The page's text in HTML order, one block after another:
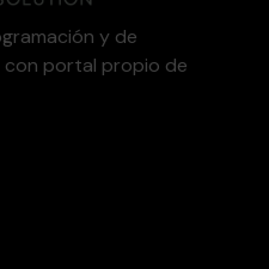
y de
portal propio de